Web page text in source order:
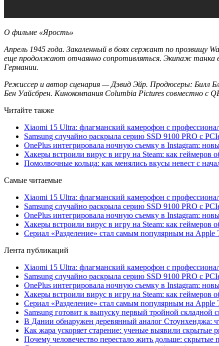
О фильме «Ярость»
Апрель 1945 года. Закаленный в боях сержант по прозвищу
еще продолжают отчаянно сопротивляться. Экипаж танка
Германии.
Режиссер и автор сценария — Дэвид Эйр. Продюсеры:
Бен Уайсбрен. Кинокомпания Columbia Pictures совместно с
Читайте также
Xiaomi 15 Ultra: флагманский камерофон с
Samsung случайно раскрыла серию SSD 9100 PRO с
OnePlus интегрировала ночную съемку в Instagram:
Хакеры встроили вирус в игру на Steam: как геймеров
Помолвочные кольца: как менялись вкусы невест с
Самые читаемые
Xiaomi 15 Ultra: флагманский камерофон с
Samsung случайно раскрыла серию SSD 9100 PRO с
OnePlus интегрировала ночную съемку в Instagram:
Хакеры встроили вирус в игру на Steam: как геймеров
Сериал «Разделение» стал самым популярным на Apple
Лента публикаций
Xiaomi 15 Ultra: флагманский камерофон с
Samsung случайно раскрыла серию SSD 9100 PRO с
OnePlus интегрировала ночную съемку в Instagram:
Хакеры встроили вирус в игру на Steam: как геймеров
Сериал «Разделение» стал самым популярным на Apple
Samsung готовит к выпуску первый тройной складной
В Дании обнаружен деревянный аналог Стоунхенджа:
Как жара ускоряет старение: ученые выявили скрытые
Почему человечество перестало жить дольше: